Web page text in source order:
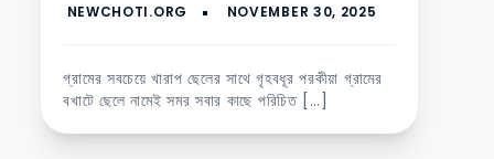
গ্রামের সবচেয়ে খারাপ ছেলের সাথে গৃহবধূর পরকীয়া গ্রামের
বখাটে ছেলে নামেই সমর সবার কাছে পরিচিত […]